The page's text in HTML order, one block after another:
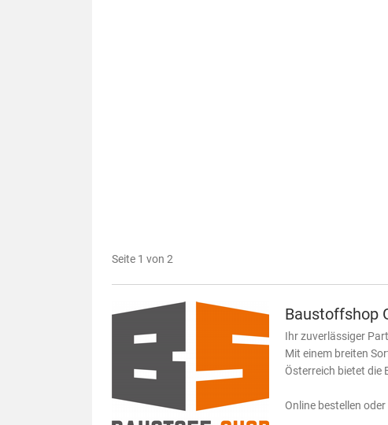
Seite 1 von 2
Baustoffshop
Ihr zuverlässiger
Mit einem breiten
Österreich bietet die
Online bestellen